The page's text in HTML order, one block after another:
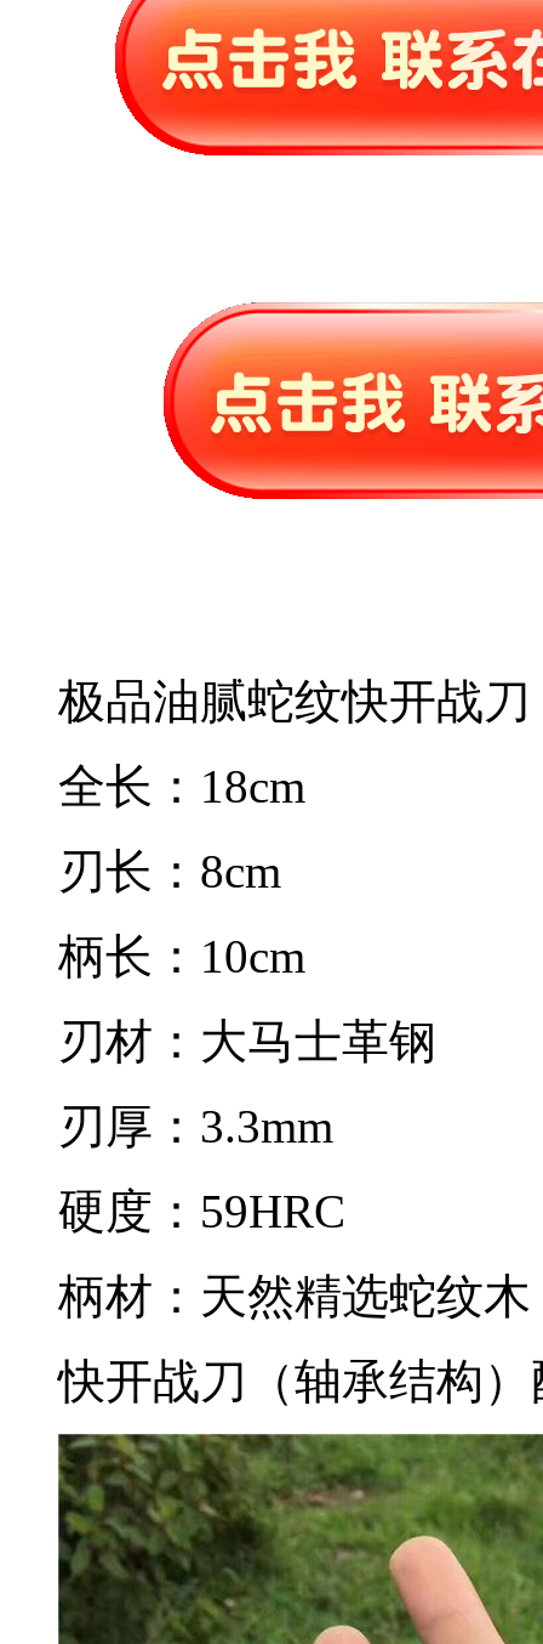
极品油腻蛇纹快开战刀
全长：18cm
刃长：8cm
柄长：10cm
刃材：大马士革钢
刃厚：3.3mm
硬度：59HRC
柄材：天然精选蛇纹木
快开战刀（轴承结构